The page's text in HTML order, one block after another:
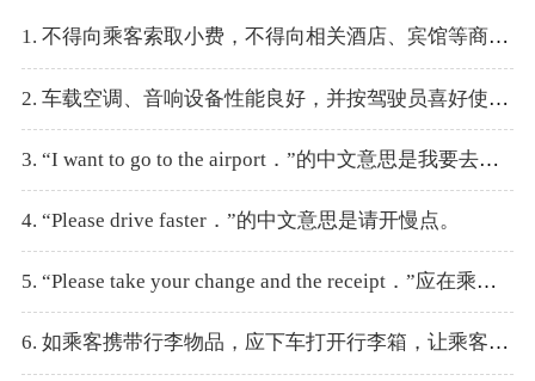
1. 不得向乘客索取小费，不得向相关酒店、宾馆等商业单位索取回扣。
2. 车载空调、音响设备性能良好，并按驾驶员喜好使用。
3. “I want to go to the airport．”的中文意思是我要去车站。
4. “Please drive faster．”的中文意思是请开慢点。
5. “Please take your change and the receipt．”应在乘客上车时说。
6. 如乘客携带行李物品，应下车打开行李箱，让乘客自己将行李安放好。